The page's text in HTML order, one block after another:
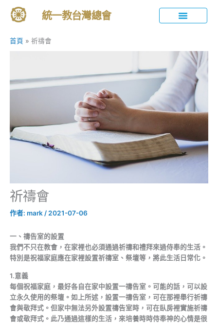
統一教台灣總會
首頁 祈禱會
祈禱會
作者: mark / 2021-07-06
一、禱告室的設置
我們不只在教會，在家裡也必須通過祈禱和禮拜來過侍奉的生活。
特別是祝福家庭應在家裡設置祈禱室、祭壇等，將此生活日常化。
1.意義
每個祝福家庭，最好各自在家中設置一禱告室。可能的話，可以設
立永久使用的祭壇。如上所述，設置一禱告室，可在那裡舉行祈禱
會與敬拜式。但家中無法另外設置禱告室時，可在臥房裡實施祈禱
會或敬拜式。此乃通過這樣的生活，來培養時時侍奉神的心情是很